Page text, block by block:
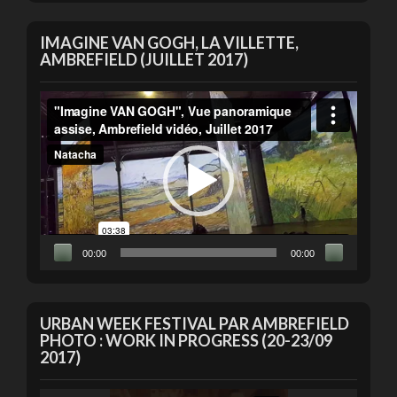
IMAGINE VAN GOGH, LA VILLETTE,
AMBREFIELD (JUILLET 2017)
Lecteur
vidéo
00:00 00:00
URBAN WEEK FESTIVAL PAR AMBREFIELD
PHOTO : WORK IN PROGRESS (20-23/09
2017)